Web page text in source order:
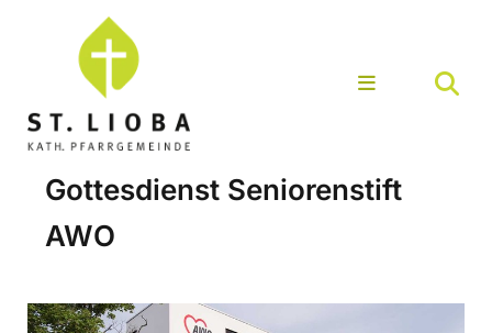
Gottesdienst Seniorenstift
AWO